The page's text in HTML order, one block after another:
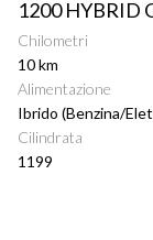
1200 HYBRID
Chilometri
10 km
Alimentazione
Ibrido (Benzina/
Cilindrata
1199